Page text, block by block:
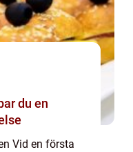
Vid en första